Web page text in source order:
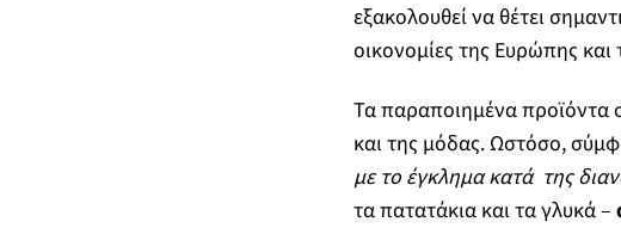
εξακολουθεί να θέτει
οικονομίες της Ευρώπης
Τα παραποιημένα προϊόντα
και της μόδας. Ωστόσο,
με το έγκλημα κατά της
τα πατατάκια και τα γλυκά –